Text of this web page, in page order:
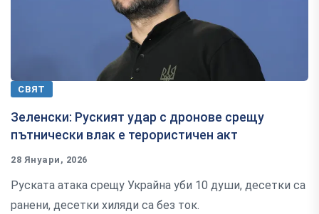
СВЯТ
Зеленски: Руският удар с дронове срещу
пътнически влак е терористичен акт
28 Януари, 2026
Руската атака срещу Украйна уби 10 души, десетки са
ранени, десетки хиляди са без ток.